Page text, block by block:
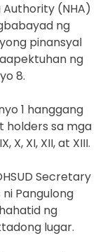
Authority (NHA)
ng
pinansyal
ng
8.
1 hanggang
holders sa mga
X, XI, XII, at XIII.
Secretary
Pangulong
ng
lugar.